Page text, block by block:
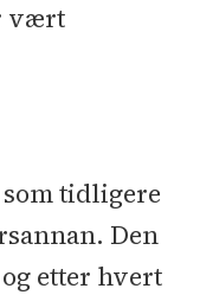
og
og
vært
som tidligere
Den
etter hvert